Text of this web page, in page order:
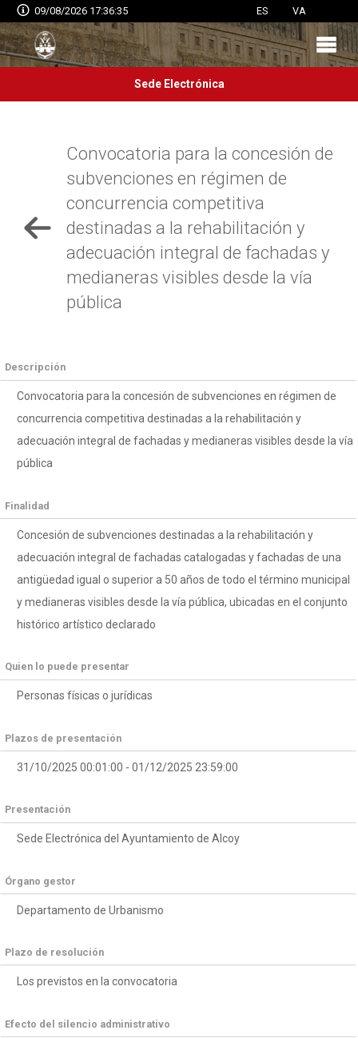
09/08/2026 17:36:36 ES VA
Sede Electrónica
Convocatoria para la concesión de
subvenciones en régimen de
concurrencia competitiva
destinadas a la rehabilitación y
adecuación integral de fachadas y
medianeras visibles desde la vía
pública
Descripción
Convocatoria para la concesión de subvenciones en régimen de
concurrencia competitiva destinadas a la rehabilitación y
adecuación integral de fachadas y medianeras visibles desde la vía
pública
Finalidad
Concesión de subvenciones destinadas a la rehabilitación y
adecuación integral de fachadas catalogadas y fachadas de una
antigüedad igual o superior a 50 años de todo el término municipal
y medianeras visibles desde la vía pública, ubicadas en el conjunto
histórico artístico declarado
Quien lo puede presentar
Personas físicas o jurídicas
Plazos de presentación
31/10/2025 00:01:00 - 01/12/2025 23:59:00
Presentación
Sede Electrónica del Ayuntamiento de Alcoy
Órgano gestor
Departamento de Urbanismo
Plazo de resolución
Los previstos en la convocatoria
Efecto del silencio administrativo